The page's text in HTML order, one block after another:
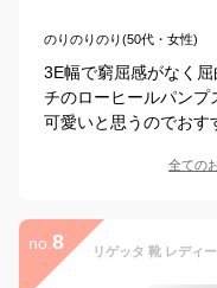
のりのりのり(50代・女性)
3E幅で窮屈感がなく
チのローヒールパンプ
可愛いと思うのでおす
全ての
no. 8